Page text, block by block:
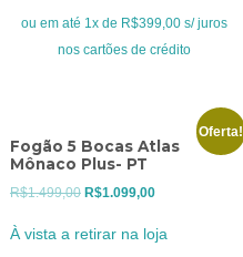
era:
R$469,00.
é:
R$399,00.
ou em até 1x de R$399,00 s/ juros
nos cartões de crédito
Oferta!
Fogão 5 Bocas Atlas
Mônaco Plus- PT
R$1.499,00 OR$1.099,00O
atual
À vista a retirar na loja